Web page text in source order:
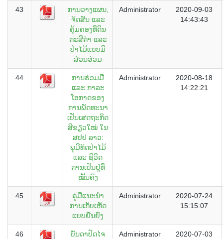
43
ການວາງແຜນ,
ຈັດສັນ ແລະ
ຄຸ້ມຄອງທີ່ດິນ
ກະສິກຳ ແລະ
ປ່າໄມ້ແບບມີ
ສ່ວນຮ່ວມ
Administrator
2020-09-03
14:43:43
44
ການຮ່ວມມື
ແລະ ກາລະ
ໂອກາດຂອງ
ການພັດທະນາ
ເປັນເສດຖະກິດ
ສີຂຽວໃໝ່ ໃນ
ສປປ ລາວ:
ພູມີທັດປ່າໄມ້
ແລະ ຊີວິດ
ການເປັນຢູ່ທີ່
ໝັ້ນຄົງ
Administrator
2020-08-18
14:22:21
45
ຄູ່ມືແນະນຳ
ການເກັບເຫັດ
ແບບຍືນຍົງ
Administrator
2020-07-24
15:15:07
46
ບັນດາປັດໄຈ
Administrator
2020-07-03